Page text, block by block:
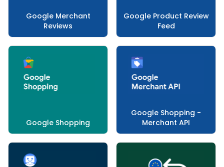
Google Merchant
Reviews
Google Product Review
Feed
Google Shopping
Google Shopping -
Merchant API